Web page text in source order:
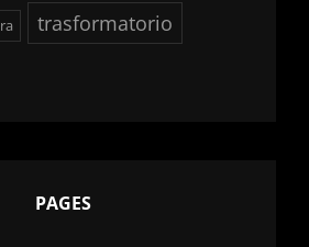
trasformatorio
PAGES